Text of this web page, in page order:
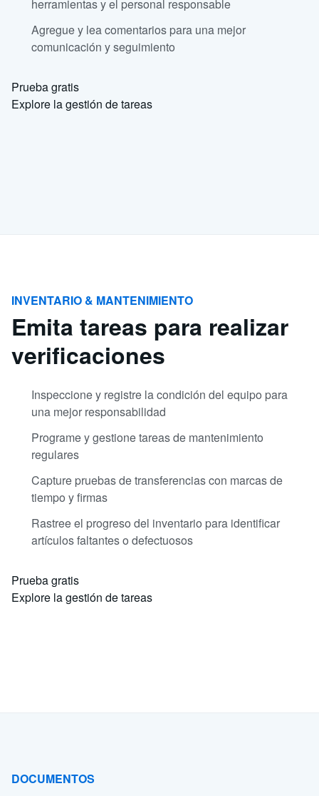
herramientas y el personal responsable
Agregue y lea comentarios para una mejor
comunicación y seguimiento
Prueba gratis
Explore la gestión de tareas
INVENTARIO & MANTENIMIENTO
Emita tareas para realizar
verificaciones
Inspeccione y registre la condición del equipo para
una mejor responsabilidad
Programe y gestione tareas de mantenimiento
regulares
Capture pruebas de transferencias con marcas de
tiempo y firmas
Rastree el progreso del inventario para identificar
artículos faltantes o defectuosos
Prueba gratis
Explore la gestión de tareas
DOCUMENTOS